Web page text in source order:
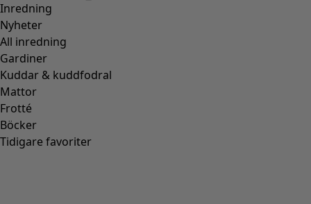
Inredning
Nyheter
All inredning
Gardiner
Kuddar & kuddfodral
Mattor
Frotté
Böcker
Tidigare favoriter